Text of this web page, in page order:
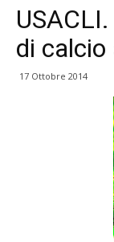
di calcio
17 Ottobre 2014